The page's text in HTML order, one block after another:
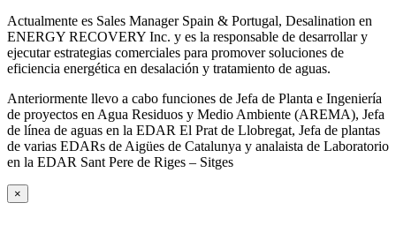
Actualmente es Sales Manager Spain & Portugal, Desalination en
ENERGY RECOVERY Inc. y es la responsable de desarrollar y
ejecutar estrategias comerciales para promover soluciones de
eficiencia energética en desalación y tratamiento de aguas.
Anteriormente llevo a cabo funciones de Jefa de Planta e Ingeniería
de proyectos en Agua Residuos y Medio Ambiente (AREMA), Jefa
de línea de aguas en la EDAR El Prat de Llobregat, Jefa de plantas
de varias EDARs de Aigües de Catalunya y analaista de Laboratorio
en la EDAR Sant Pere de Riges – Sitges
×